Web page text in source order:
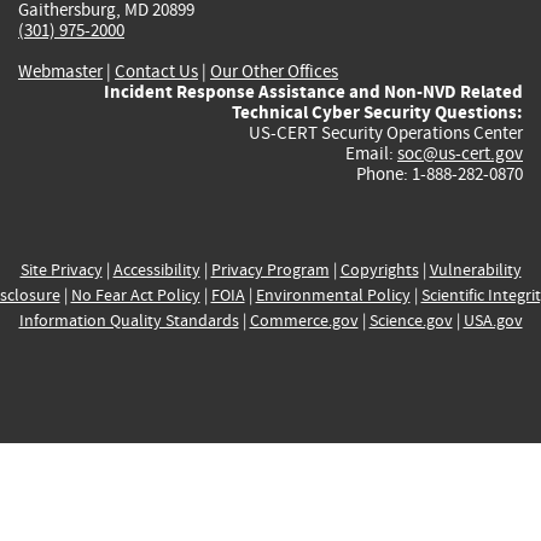
Gaithersburg, MD 20899
(301) 975-2000
Webmaster| Contact Us | Our Other Offices
Incident Response Assistance and Non-NVD Related
Technical Cyber Security Questions:
US-CERT Security Operations Center
Email: soc@us-cert.gov
Phone: 1-888-282-0870
Site Privacy| Accessibility| Privacy Program | Copyrights| Vulnerability
| No Fear Act Policy| FOIA| Environmental Policy| Scientific
Information Quality Standards| Commerce.gov| Science.gov| USA.gov